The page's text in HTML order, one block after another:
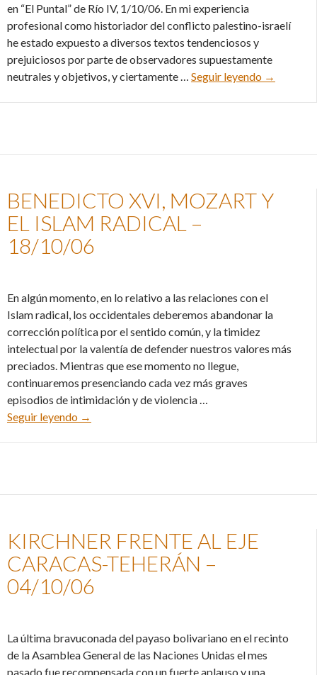
en “El Puntal” de Río IV, 1/10/06. En mi experiencia
profesional como historiador del conflicto palestino-israelí
he estado expuesto a diversos textos tendenciosos y
prejuiciosos por parte de observadores supuestamente
neutrales y objetivos, y ciertamente … Seguir leyendo La
→
BENEDICTO XVI, MOZART Y
EL ISLAM RADICAL –
18/10/06
En algún momento, en lo relativo a las relaciones con el
Islam radical, los occidentales deberemos abandonar la
corrección política por el sentido común, y la timidez
intelectual por la valentía de defender nuestros valores más
preciados. Mientras que ese momento no llegue,
continuaremos presenciando cada vez más graves
episodios de intimidación y de violencia …
Seguir leyendo
Benedicto XVI, Mozart y el Islam radical – 18/
→
KIRCHNER FRENTE AL EJE
CARACAS-TEHERÁN –
04/10/06
La última bravuconada del payaso bolivariano en el recinto
de la Asamblea General de las Naciones Unidas el mes
pasado fue recompensada con un fuerte aplauso y una